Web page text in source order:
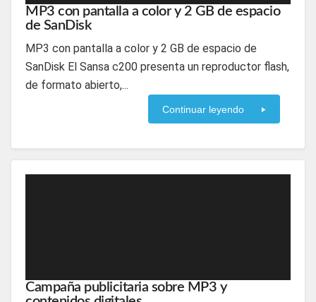
MP3 con pantalla a color y 2 GB de espacio
de SanDisk
MP3 con pantalla a color y 2 GB de espacio de
SanDisk El Sansa c200 presenta un reproductor flash,
de formato abierto,...
Continuar leyendo
Campaña publicitaria sobre MP3 y